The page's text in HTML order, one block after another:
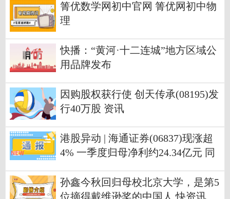
箐优数学网初中官网 箐优网初中物
理
快播：“黄河·十二连城”地方区域公
用品牌发布
因购股权获行使 创天传承(08195)发
行40万股 资讯
港股异动 | 海通证券(06837)现涨超
4% 一季度归母净利约24.34亿元 同
孙鑫今秋回归母校北京大学，是第5
位摘得戴维逊奖的中国人 快资讯